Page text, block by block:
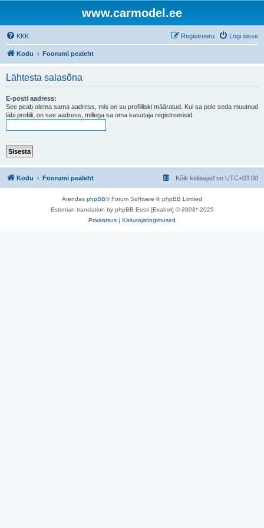
www.carmodel.ee
KKK Logi sisse
Registreeru
Kodu Foorumi pealeht
Lähtesta salasõna
E-posti aadress:
See peab olema sama aadress, mis on su profiiliski määratud. Kui sa pole seda muutnud
läbi profiili, on see aadress, millega sa oma kasutaja registreerisid.
Kodu Foorumi pealeht Kõik kellaajad on UTC+03:00
Arendas phpBB® Forum Software © phpBB Limited
Estonian translation by phpBB Eesti [Exabot] © 2008*-2025
Privaatsus | Kasutajatingimused